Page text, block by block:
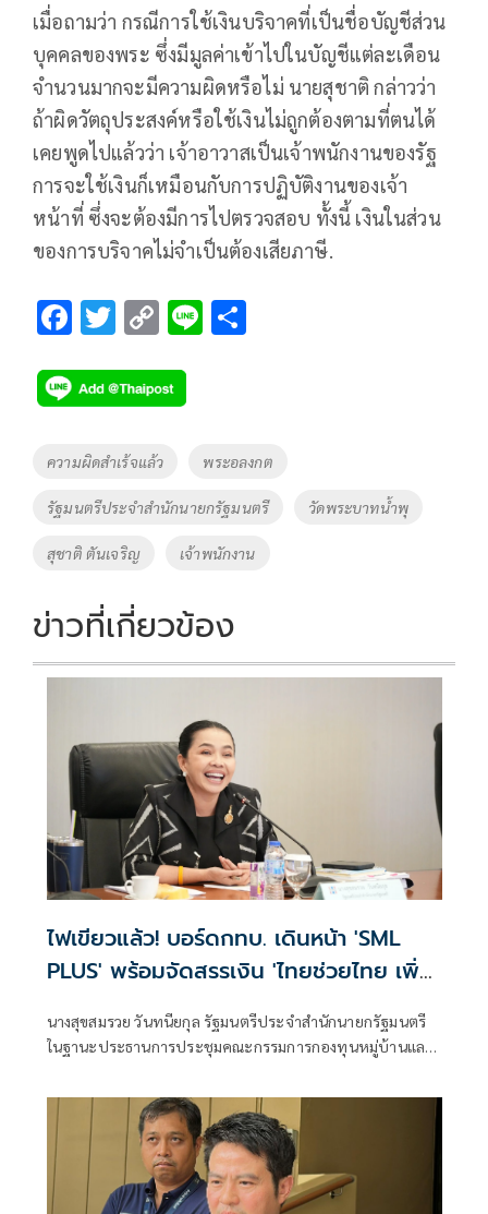
เมื่อถามว่า กรณีการใช้เงินบริจาคที่เป็นชื่อบัญชีส่วน
บุคคลของพระ ซึ่งมีมูลค่าเข้าไปในบัญชีแต่ละเดือน
จำนวนมากจะมีความผิดหรือไม่ นายสุชาติ กล่าวว่า
ถ้าผิดวัตถุประสงค์หรือใช้เงินไม่ถูกต้องตามที่ตนได้
เคยพูดไปแล้วว่า เจ้าอาวาสเป็นเจ้าพนักงานของรัฐ
การจะใช้เงินก็เหมือนกับการปฏิบัติงานของเจ้า
หน้าที่ ซึ่งจะต้องมีการไปตรวจสอบ ทั้งนี้ เงินในส่วน
ของการบริจาคไม่จำเป็นต้องเสียภาษี.
F
e
b
o
k
T
tt
er
C
p
y
Li
n
k
Li
Tags
ความผิดสำเร้จแล้ว พระอลงกต
รัฐมนตรีประจำสำนักนายกรัฐมนตรี วัดพระบาทน้ำพุ
สุชาติ ตันเจริญ เจ้าพนักงาน
ข่าวที่เกี่ยวข้อง
ไฟเขียวแล้ว! บอร์ดกทบ. เดินหน้า 'SML
PLUS' พร้อมจัดสรรเงิน 'ไทยช่วยไทย เพิ่ม
นางสุขสมรวย วันทนียกุล รัฐมนตรีประจำสำนักนายกรัฐมนตรี
ในฐานะประธานการประชุมคณะกรรมการกองทุนหมู่บ้านและ